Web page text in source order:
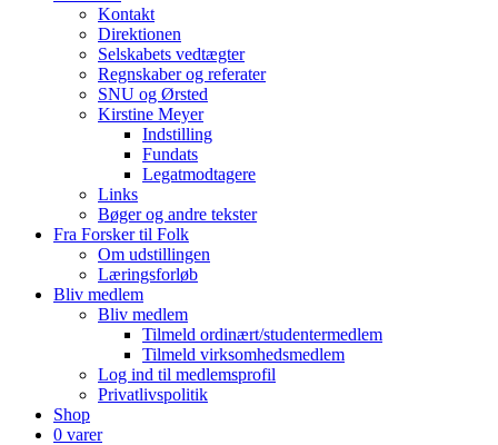
Kontakt
Direktionen
Selskabets vedtægter
Regnskaber og referater
SNU og Ørsted
Kirstine Meyer
Indstilling
Fundats
Legatmodtagere
Links
Bøger og andre tekster
Fra Forsker til Folk
Om udstillingen
Læringsforløb
Bliv medlem
Bliv medlem
Tilmeld ordinært/studentermedlem
Tilmeld virksomhedsmedlem
Log ind til medlemsprofil
Privatlivspolitik
Shop
0 varer